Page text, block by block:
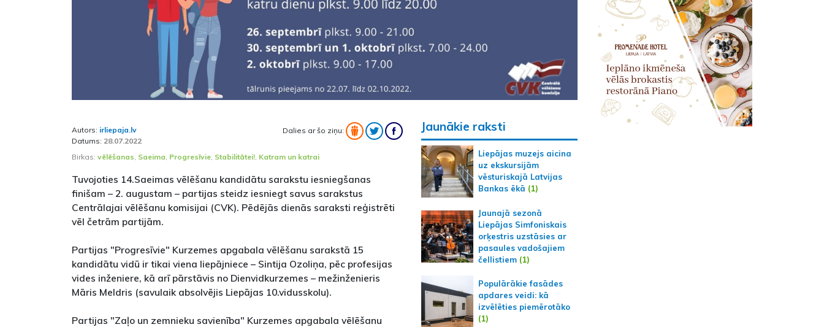
Autors: irliepaja.lv
Datums: 28.07.2022
Dalies ar šo ziņu:
Birkas: vēlēšanas Saeima Progresīvie Stabilitātei! Katram un katrai
Tuvojoties 14.Saeimas vēlēšanu kandidātu sarakstu iesniegšanas
finišam – 2. augustam – partijas steidz iesniegt savus sarakstus
Centrālajai vēlēšanu komisijai (CVK). Pēdējās dienās saraksti reģistrēti
vēl četrām partijām.
Partijas "Progresīvie" Kurzemes apgabala vēlēšanu sarakstā 15
kandidātu vidū ir tikai viena liepājniece – Sintija Ozoliņa, pēc profesijas
vides inženiere, kā arī pārstāvis no Dienvidkurzemes – mežinženieris
Māris Meldris (savulaik absolvējis Liepājas 10.vidusskolu).
Partijas "Zaļo un zemnieku savienība" Kurzemes apgabala vēlēšanu
Jaunākie raksti
Liepājas muzejs aicina
uz ekskursijām
vēsturiskajā Latvijas
Bankas ēkā (1)
Jaunajā sezonā
Liepājas Simfoniskais
orķestris uzstāsies ar
pasaules vadošajiem
čellistiem(1)
Populārākie fasādes
apdares veidi: kā
izvēlēties piemērotāko
(1)